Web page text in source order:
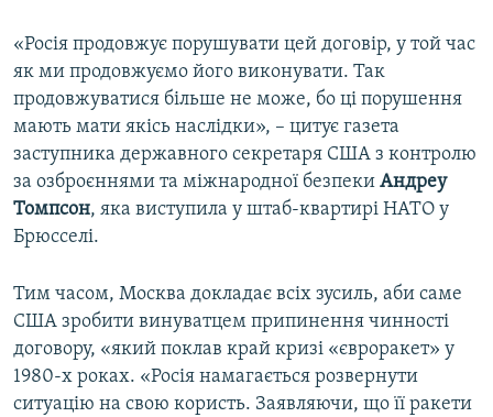
«Росія продовжує порушувати цей договір, у той час
як ми продовжуємо його виконувати. Так
продовжуватися більше не може, бо ці порушення
мають мати якісь наслідки», – цитує газета
заступника державного секретаря США з контролю
за озброєннями та міжнародної безпеки Андреу
Томпсон, яка виступила у штаб-квартирі НАТО у
Брюсселі.
Тим часом, Москва докладає всіх зусиль, аби саме
США зробити винуватцем припинення чинності
договору, «який поклав край кризі «євроракет» у
1980-х роках. «Росія намагається розвернути
ситуацію на свою користь. Заявляючи, що її ракети